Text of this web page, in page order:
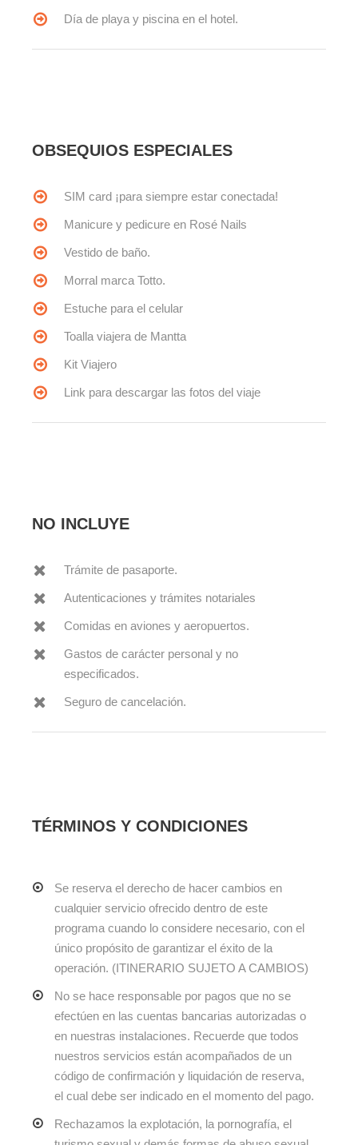
Día de playa y piscina en el hotel.
OBSEQUIOS ESPECIALES
SIM card ¡para siempre estar conectada!
Manicure y pedicure en Rosé Nails
Vestido de baño.
Morral marca Totto.
Estuche para el celular
Toalla viajera de Mantta
Kit Viajero
Link para descargar las fotos del viaje
NO INCLUYE
Trámite de pasaporte.
Autenticaciones y trámites notariales
Comidas en aviones y aeropuertos.
Gastos de carácter personal y no
especificados.
Seguro de cancelación.
TÉRMINOS Y CONDICIONES
Se reserva el derecho de hacer cambios en
cualquier servicio ofrecido dentro de este
programa cuando lo considere necesario, con el
único propósito de garantizar el éxito de la
operación. (ITINERARIO SUJETO A CAMBIOS)
No se hace responsable por pagos que no se
efectúen en las cuentas bancarias autorizadas o
en nuestras instalaciones. Recuerde que todos
nuestros servicios están acompañados de un
código de confirmación y liquidación de reserva,
el cual debe ser indicado en el momento del pago.
Rechazamos la explotación, la pornografía, el